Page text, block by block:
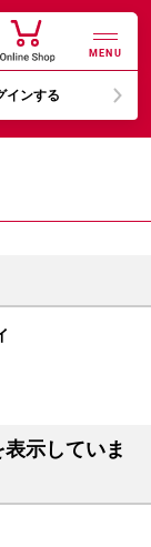
MENU
インする
示していま